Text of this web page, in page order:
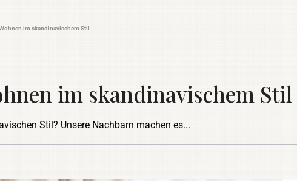
im skandinavischem Stil
im skandinavischem Stil
Stil? Unsere Nachbarn machen es